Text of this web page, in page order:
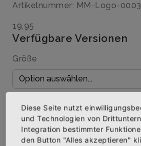
Artikelnummer: MM-Logo-
19,95
Verfügbare Versionen
Größe
Menge
Diese Seite nutzt
und Technologien von
Integration bestimmter
den Button "Alles akzeptieren"